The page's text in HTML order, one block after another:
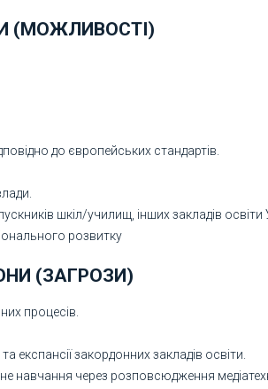
(МОЖЛИВОСТІ)
до європейських стандартів.
шкіл/училищ, інших закладів освіти
розвитку
(ЗАГРОЗИ)
процесів.
експансії закордонних закладів освіти.
навчання через розповсюдження